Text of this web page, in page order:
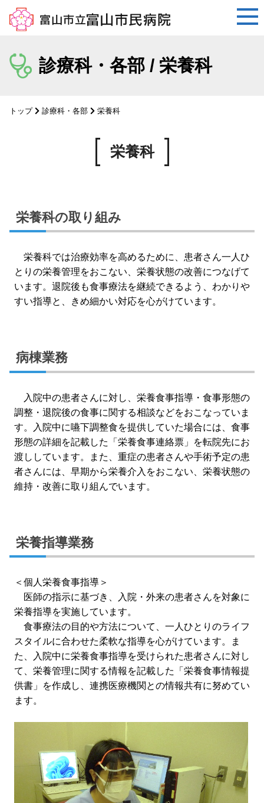
診療科・各部 / 栄養科
トップ 診療科・各部 栄養科
栄養科
栄養科の取り組み
栄養科では治療効率を高めるために、患者さん一人ひ
とりの栄養管理をおこない、栄養状態の改善につなげて
います。退院後も食事療法を継続できるよう、わかりや
すい指導と、きめ細かい対応を心がけています。
病棟業務
入院中の患者さんに対し、栄養食事指導・食事形態の
調整・退院後の食事に関する相談などをおこなっていま
す。入院中に嚥下調整食を提供していた場合には、食事
形態の詳細を記載した「栄養食事連絡票」を転院先にお
渡ししています。また、重症の患者さんや手術予定の患
者さんには、早期から栄養介入をおこない、栄養状態の
維持・改善に取り組んでいます。
栄養指導業務
＜個人栄養食事指導＞
医師の指示に基づき、入院・外来の患者さんを対象に
栄養指導を実施しています。
食事療法の目的や方法について、一人ひとりのライフ
スタイルに合わせた柔軟な指導を心がけています。ま
た、入院中に栄養食事指導を受けられた患者さんに対し
て、栄養管理に関する情報を記載した「栄養食事情報提
供書」を作成し、連携医療機関との情報共有に努めてい
ます。